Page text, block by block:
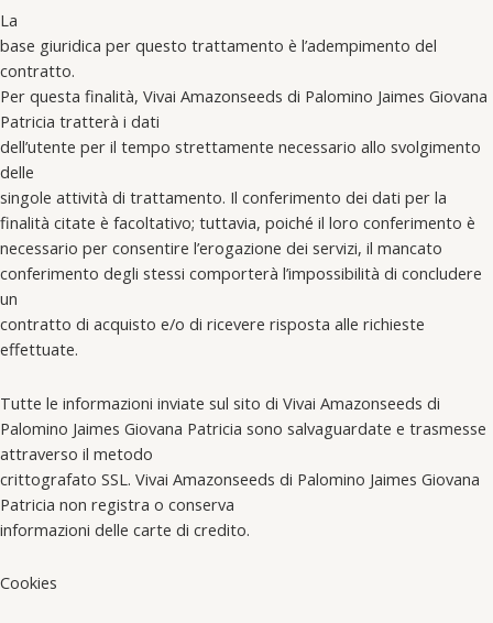
La
base giuridica per questo trattamento è l’adempimento del
contratto.
Per questa finalità, Vivai Amazonseeds di Palomino Jaimes Giovana
Patricia tratterà i dati
dell’utente per il tempo strettamente necessario allo svolgimento
delle
singole attività di trattamento. Il conferimento dei dati per la
finalità citate è facoltativo; tuttavia, poiché il loro conferimento è
necessario per consentire l’erogazione dei servizi, il mancato
conferimento degli stessi comporterà l’impossibilità di concludere
un
contratto di acquisto e/o di ricevere risposta alle richieste
effettuate.
Tutte le informazioni inviate sul sito di Vivai Amazonseeds di
Palomino Jaimes Giovana Patricia sono salvaguardate e trasmesse
attraverso il metodo
crittografato SSL. Vivai Amazonseeds di Palomino Jaimes Giovana
Patricia non registra o conserva
informazioni delle carte di credito.
Cookies